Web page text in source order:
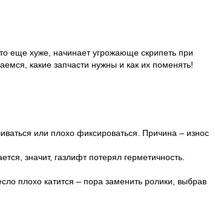
еще хуже, начинает угрожающе скрипеть при
какие запчасти нужны и как их поменять!
или плохо фиксироваться. Причина – износ
значит, газлифт потерял герметичность.
плохо катится – пора заменить ролики, выбрав